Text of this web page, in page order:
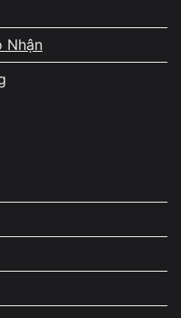
độ trễ thấp
ưu độ trễ thường có độ
video và game.
trễ tai nghe
bạn vẫn có thể
trạng
Nhận